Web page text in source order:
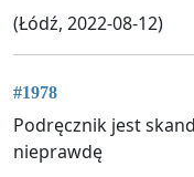
(Łódź, 2022-08-12)
#1978
Podręcznik jest
nieprawdę